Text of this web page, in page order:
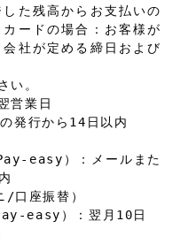
た残高からお支払いの
ードの場合：お客様が
社が定める締日および
い。
営業日
発行から14日以内
easy）：メールまた
口座振替）
easy）：翌月10日